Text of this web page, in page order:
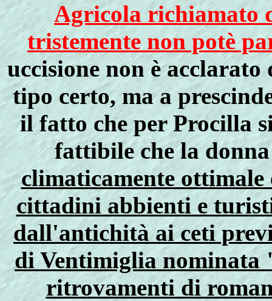
Agricola richiamato
tristemente non potè
uccisione non è
tipo certo, ma a
il fatto che per Procilla
fattibile che la
climaticamente ottimale
cittadini abbienti e
dall'antichità ai ceti
di Ventimiglia
ritrovamenti di